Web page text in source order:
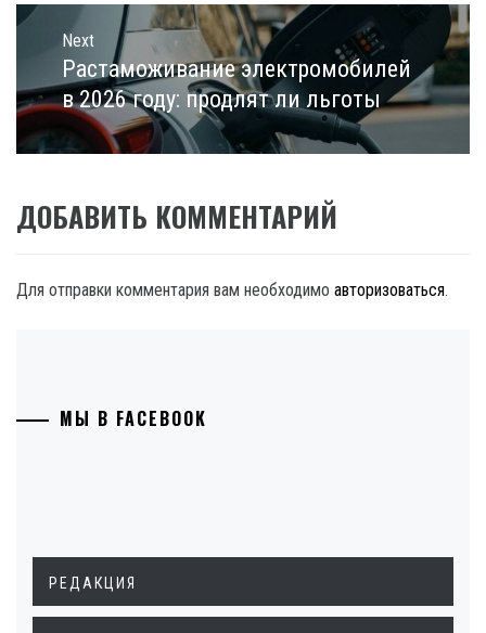
Next
Next
post:
Растаможивание электромобилей
в 2026 году: продлят ли льготы
ДОБАВИТЬ КОММЕНТАРИЙ
Для отправки комментария вам необходимо авторизоваться.
МЫ В FACEBOOK
РЕДАКЦИЯ